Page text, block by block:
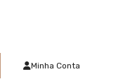
Minha Conta